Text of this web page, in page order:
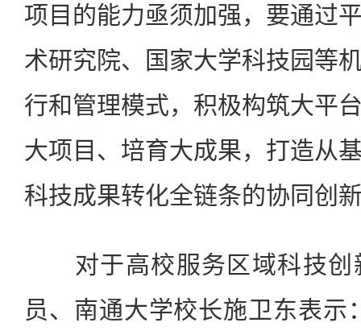
项目的能力亟须加强，要通过
术研究院、国家大学科技园等
行和管理模式，积极构筑大平
大项目、培育大成果，打造从
科技成果转化全链条的协同创
对于高校服务区域科技创
员、南通大学校长施卫东表示